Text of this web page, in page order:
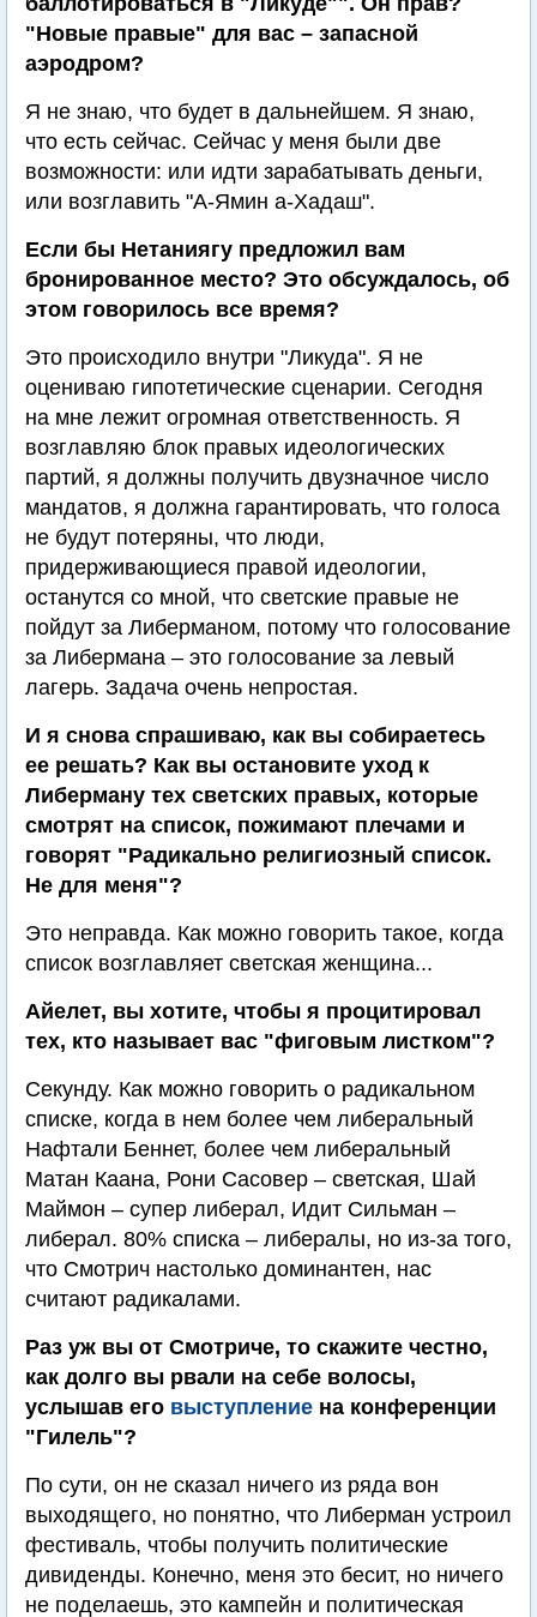
"Новые правые" для вас – запасной
аэродром?
Я не знаю, что будет в дальнейшем. Я знаю,
что есть сейчас. Сейчас у меня были две
возможности: или идти зарабатывать деньги,
или возглавить "А-Ямин а-Хадаш".
Если бы Нетаниягу предложил вам
бронированное место? Это обсуждалось, об
этом говорилось все время?
Это происходило внутри "Ликуда". Я не
оцениваю гипотетические сценарии. Сегодня
на мне лежит огромная ответственность. Я
возглавляю блок правых идеологических
партий, я должны получить двузначное число
мандатов, я должна гарантировать, что голоса
не будут потеряны, что люди,
придерживающиеся правой идеологии,
останутся со мной, что светские правые не
пойдут за Либерманом, потому что голосование
за Либермана – это голосование за левый
лагерь. Задача очень непростая.
И я снова спрашиваю, как вы собираетесь
ее решать? Как вы остановите уход к
Либерману тех светских правых, которые
смотрят на список, пожимают плечами и
говорят "Радикально религиозный список.
Не для меня"?
Это неправда. Как можно говорить такое, когда
список возглавляет светская женщина...
Айелет, вы хотите, чтобы я процитировал
тех, кто называет вас "фиговым листком"?
Секунду. Как можно говорить о радикальном
списке, когда в нем более чем либеральный
Нафтали Беннет, более чем либеральный
Матан Каана, Рони Сасовер – светская, Шай
Маймон – супер либерал, Идит Сильман –
либерал. 80% списка – либералы, но из-за того,
что Смотрич настолько доминантен, нас
считают радикалами.
Раз уж вы от Смотриче, то скажите честно,
как долго вы рвали на себе волосы,
услышав его выступление на конференции
"Гилель"?
По сути, он не сказал ничего из ряда вон
выходящего, но понятно, что Либерман устроил
фестиваль, чтобы получить политические
дивиденды. Конечно, меня это бесит, но ничего
не поделаешь, это кампейн и политическая